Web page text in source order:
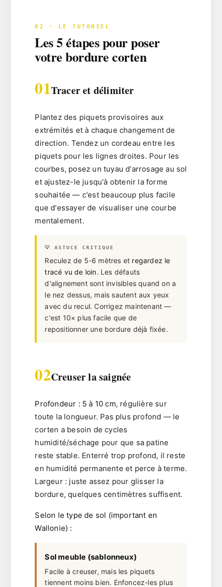
02 · LE TUTORIEL
Les 5 étapes pour poser
votre bordure corten
01Tracer et délimiter
Plantez des piquets provisoires aux
extrémités et à chaque changement de
direction. Tendez un cordeau entre les
piquets pour les lignes droites. Pour les
courbes, posez un tuyau d'arrosage au sol
et ajustez-le jusqu'à obtenir la forme
souhaitée — c'est beaucoup plus facile
que d'essayer de visualiser une courbe
mentalement.
💡 ASTUCE CRITIQUE
Reculez de 5-6 mètres et regardez le
tracé vu de loin. Les défauts
d'alignement sont invisibles quand on a
le nez dessus, mais sautent aux yeux
avec du recul. Corrigez maintenant —
c'est 10× plus facile que de
repositionner une bordure déjà fixée.
02Creuser la saignée
Profondeur : 5 à 10 cm, régulière sur
toute la longueur. Pas plus profond — le
corten a besoin de cycles
humidité/séchage pour que sa patine
reste stable. Enterré trop profond, il reste
en humidité permanente et perce à terme.
Largeur : juste assez pour glisser la
bordure, quelques centimètres suffisent.
Selon le type de sol (important en
Wallonie) :
Sol meuble (sablonneux)
Facile à creuser, mais les piquets
tiennent moins bien. Enfoncez-les plus